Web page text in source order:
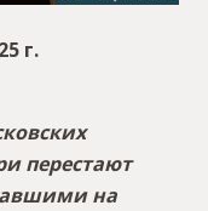
г.
перестают
на